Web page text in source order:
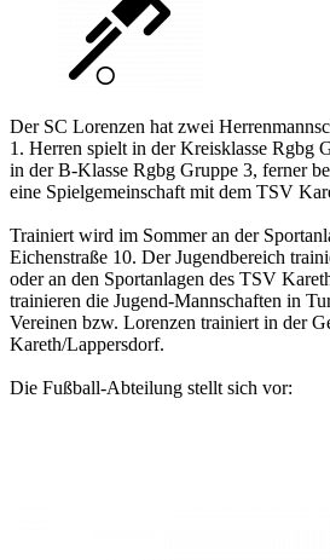
Der SC Lorenzen hat zwei
1. Herren spielt in der Kreisklasse Rgbg
in der B-Klasse Rgbg Gruppe 3, ferner
eine Spielgemeinschaft mit dem TSV
Trainiert wird im Sommer an der
Eichenstraße 10. Der Jugendbereich
oder an den Sportanlagen des TSV
trainieren die Jugend-Mannschaften in
Vereinen bzw. Lorenzen trainiert in der
Kareth/Lappersdorf.
Die Fußball-Abteilung stellt sich vor: